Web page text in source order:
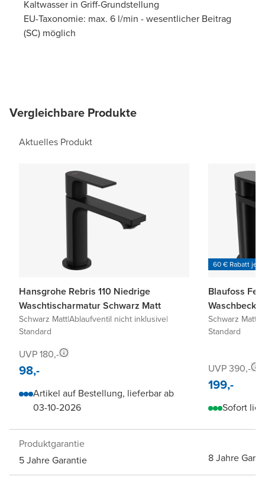
Kaltwasser in Griff-Grundstellung
EU-Taxonomie: max. 6 l/min - wesentlicher Beitrag
(SC) möglich
Vergleichbare Produkte
Aktuelles Produkt
Hansgrohe Rebris 110 Niedrige
Waschtischarmatur Schwarz Matt
Schwarz Matt|Ablaufventil nicht inklusive|
Standard
UVP 180,-
98,-
Artikel auf Bestellung, lieferbar ab
03-10-2026
60 € Rabatt je
Blaufoss
Schwarz Matt
Standard
UVP 390,-
199,-
Sofort
Produktgarantie
5 Jahre Garantie
8 Jahre